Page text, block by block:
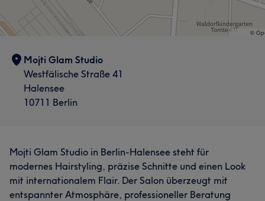
Mojti Glam Studio
Westfälische Straße 41
Halensee
10711 Berlin
Mojti Glam Studio in Berlin-Halensee steht für
modernes Hairstyling, präzise Schnitte und einen Look
mit internationalem Flair. Der Salon überzeugt mit
entspannter Atmosphäre, professioneller Beratung